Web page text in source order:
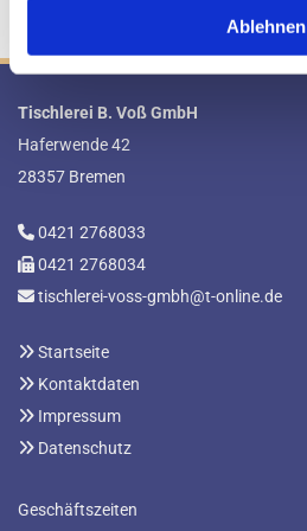
Ablehnen
Tischlerei B. Voß GmbH
Haferwende 42
28357 Bremen
 0421 2768033
 0421 2768034
 tischlerei-voss-gmbh@t-online.de
 Startseite
 Kontaktdaten
 Impressum
 Datenschutz
Geschäftszeiten